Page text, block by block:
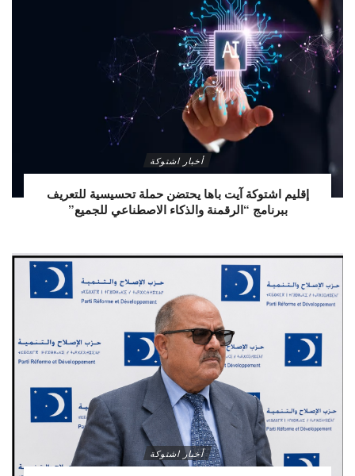
أخبار اشتوكة
إقليم اشتوكة آيت باها يحتضن حملة تحسيسية للتعريف
ببرنامج “الرقمنة والذكاء الاصطناعي للجميع”
أخبار اشتوكة